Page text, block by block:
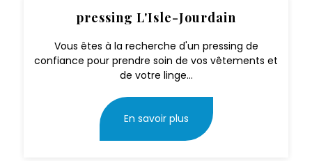
pressing L'Isle-Jourdain
Vous êtes à la recherche d'un pressing de
confiance pour prendre soin de vos vêtements et
de votre linge...
En savoir plus